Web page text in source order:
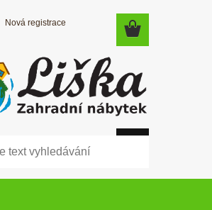
Nová registrace